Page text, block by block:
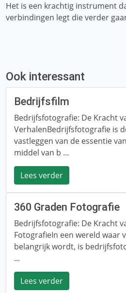
Het is een krachtig instrument
verbindingen legt die verder
Ook interessant
Bedrijfsfilm
Bedrijfsfotografie: De Kracht
VerhalenBedrijfsfotografie is
vastleggen van de essentie
middel van b ...
Lees verder
360 Graden Fotografie
Bedrijfsfotografie: De Kracht
FotografieIn een wereld waar
belangrijk wordt, is
...
Lees verder